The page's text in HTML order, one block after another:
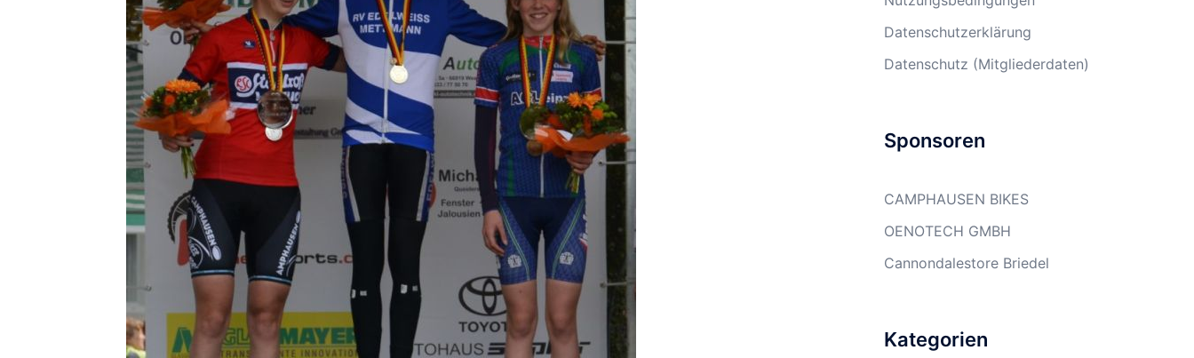
Datenschutzerklärung
Datenschutz (Mitgliederdaten)
Sponsoren
CAMPHAUSEN BIKES
OENOTECH GMBH
Cannondalestore Briedel
Kategorien